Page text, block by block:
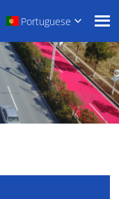
Portuguese